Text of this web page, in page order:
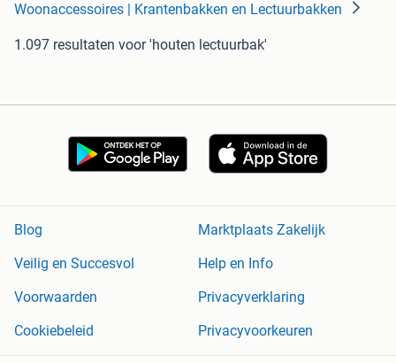
Woonaccessoires | Krantenbakken en Lectuurbakken
1.097 resultaten voor 'houten lectuurbak'
Blog
Marktplaats Zakelijk
Veilig en Succesvol
Help en Info
Voorwaarden
Privacyverklaring
Cookiebeleid
Privacyvoorkeuren